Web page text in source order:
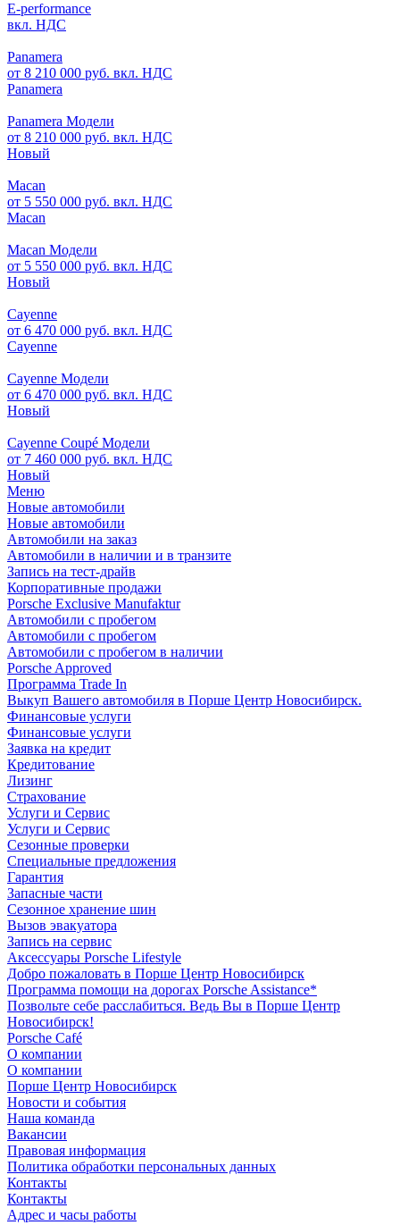
E-performance
вкл. НДС
Panamera
от 8 210 000 руб. вкл. НДС
Panamera
Panamera Модели
от 8 210 000 руб. вкл. НДС
Новый
Macan
от 5 550 000 руб. вкл. НДС
Macan
Macan Модели
от 5 550 000 руб. вкл. НДС
Новый
Cayenne
от 6 470 000 руб. вкл. НДС
Cayenne
Cayenne Модели
от 6 470 000 руб. вкл. НДС
Новый
Cayenne Coupé Модели
от 7 460 000 руб. вкл. НДС
Новый
Меню
Новые автомобили
Новые автомобили
Автомобили на заказ
Автомобили в наличии и в транзите
Запись на тест-драйв
Корпоративные продажи
Porsche Exclusive Manufaktur
Автомобили с пробегом
Автомобили с пробегом
Автомобили с пробегом в наличии
Porsche Approved
Программа Trade In
Выкуп Вашего автомобиля в Порше Центр Новосибирск.
Финансовые услуги
Финансовые услуги
Заявка на кредит
Кредитование
Лизинг
Страхование
Услуги и Сервис
Услуги и Сервис
Сезонные проверки
Специальные предложения
Гарантия
Запасные части
Сезонное хранение шин
Вызов эвакуатора
Запись на сервис
Аксессуары Porsche Lifestyle
Добро пожаловать в Порше Центр Новосибирск
Программа помощи на дорогах Porsche Assistance*
Позвольте себе расслабиться. Ведь Вы в Порше Центр
Новосибирск!
Porsche Café
О компании
О компании
Порше Центр Новосибирск
Новости и события
Наша команда
Вакансии
Правовая информация
Политика обработки персональных данных
Контакты
Контакты
Адрес и часы работы